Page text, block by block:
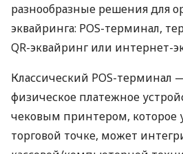
разнообразные решения для
эквайринга: POS-терминал,
QR-эквайринг или интернет-
Классический POS-терминал
физическое платежное
чековым принтером, которое
торговой точке, может